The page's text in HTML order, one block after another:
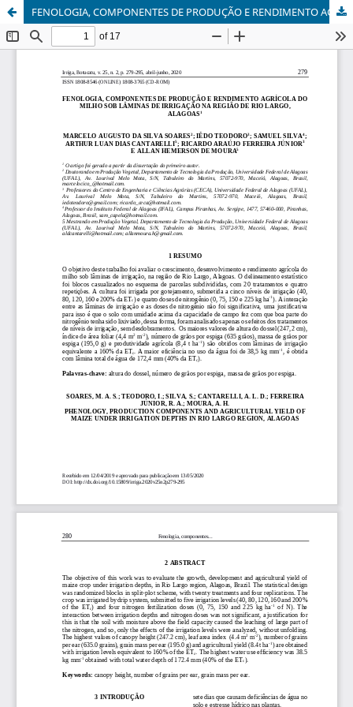
FENOLOGIA, COMPONENTES DE PRODUÇÃO E RENDIMENTO AGRÍCOLA DO MILHO SOB LÂMINAS DE IRRIGAÇÃO NA REGIÃO DE RIO LARGO, ALAGOAS